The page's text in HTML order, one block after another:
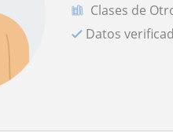
Clases de
Datos